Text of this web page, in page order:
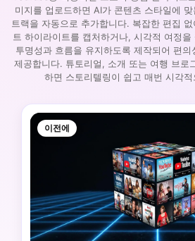
미지를 업로드하면 AI가 콘텐츠 스타일에
트랙을 자동으로 추가합니다. 복잡한 편집
트 하이라이트를 캡처하거나, 시각적 여정
투명성과 흐름을 유지하도록 제작되어 편
제공합니다. 튜토리얼, 소개 또는 여행 브로
하면 스토리텔링이 쉽고 매번 시각
이전에